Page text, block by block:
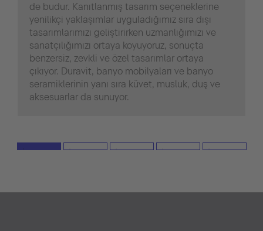
de budur. Kanıtlanmış tasarım seçeneklerine
yenilikçi yaklaşımlar uyguladığımız sıra dışı
tasarımlarımızı geliştirirken uzmanlığımızı ve
sanatçılığımızı ortaya koyuyoruz, sonuçta
benzersiz, zevkli ve özel tasarımlar ortaya
çıkıyor. Duravit, banyo mobilyaları ve banyo
seramiklerinin yanı sıra küvet, musluk, duş ve
aksesuarlar da sunuyor.